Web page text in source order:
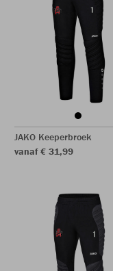
JAKO Keeperbroek
vanaf € 31,99